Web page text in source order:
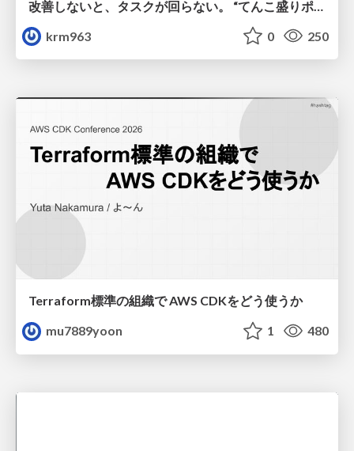
krm963
0 250
Terraform標準の組織で AWS CDKをどう使うか
mu7889yoon
1 480